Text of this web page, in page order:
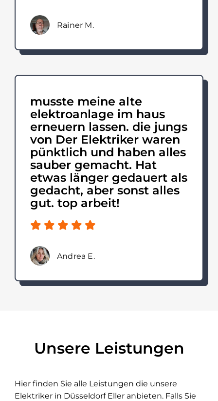
Rainer M.
musste meine alte
elektroanlage im haus
erneuern lassen. die jungs
von Der Elektriker waren
pünktlich und haben alles
sauber gemacht. Hat
etwas länger gedauert als
gedacht, aber sonst alles
gut. top arbeit!
Andrea E.
Unsere Leistungen
Hier finden Sie alle Leistungen die unsere
Elektriker in Düsseldorf Eller anbieten. Falls Sie